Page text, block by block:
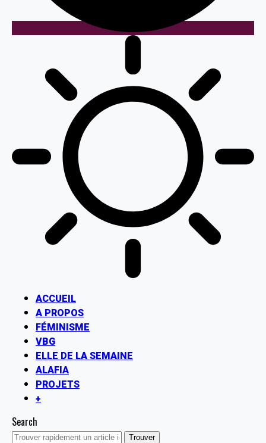
ACCUEIL
A PROPOS
FÉMINISME
VBG
ELLE DE LA SEMAINE
ALAFIA
PROJETS
+
Search